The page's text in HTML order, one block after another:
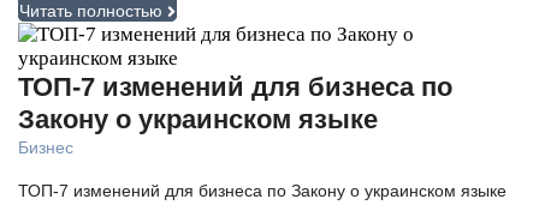
Читать полностью
ТОП-7 изменений для бизнеса по
Закону о украинском языке
Бизнес
ТОП-7 изменений для бизнеса по Закону о украинском языке